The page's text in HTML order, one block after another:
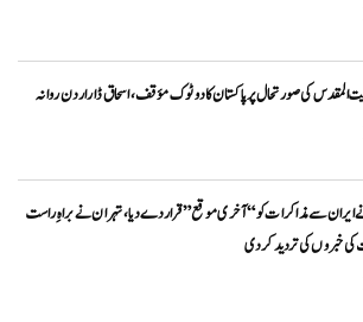
المقدس کی صورتحال پر پاکستان کا دوٹوک مؤقف، اسحاق ڈار اردن روانہ
سے مذاکرات کو “آخری موقع” قرار دے دیا، تہران نے براہِ راست
خبروں کی تردید کر دی